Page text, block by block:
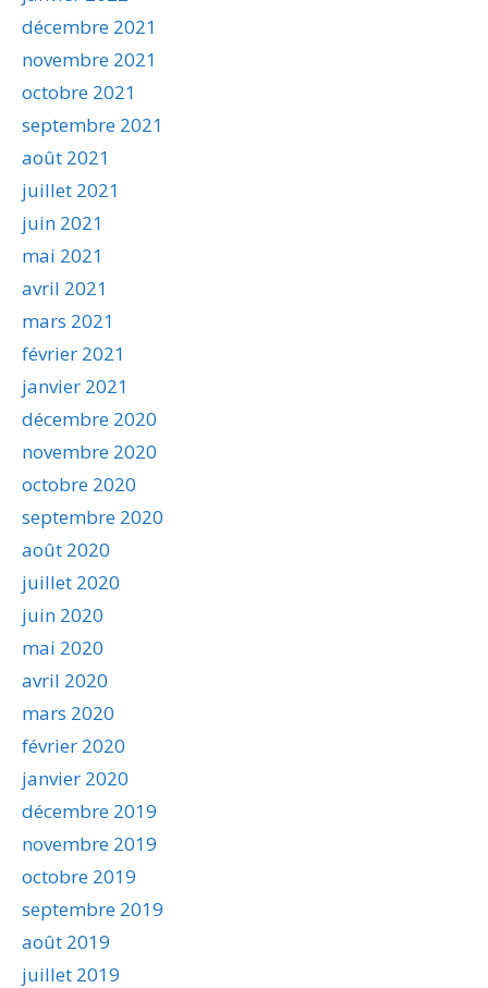
décembre 2021
novembre 2021
octobre 2021
septembre 2021
août 2021
juillet 2021
juin 2021
mai 2021
avril 2021
mars 2021
février 2021
janvier 2021
décembre 2020
novembre 2020
octobre 2020
septembre 2020
août 2020
juillet 2020
juin 2020
mai 2020
avril 2020
mars 2020
février 2020
janvier 2020
décembre 2019
novembre 2019
octobre 2019
septembre 2019
août 2019
juillet 2019